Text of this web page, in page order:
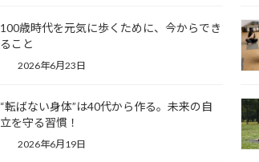
100歳時代を元気に歩くために、今からでき
ること
2026年6月23日
“転ばない身体”は40代から作る。未来の自
立を守る習慣！
2026年6月19日